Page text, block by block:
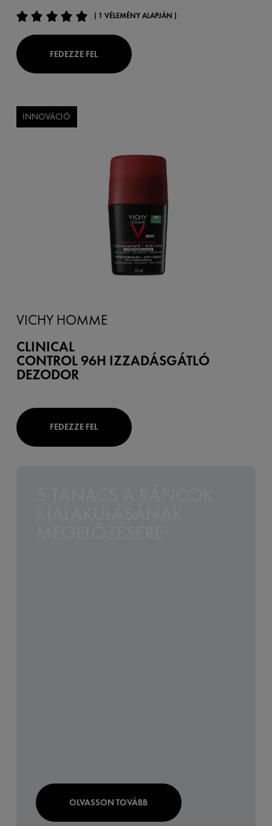
( 1 VÉLEMÉNY ALAPJÁN )
FEDEZZE FEL
INNOVÁCIÓ
VICHY HOMME
CLINICAL
CONTROL 96H IZZADÁSGÁTLÓ
DEZODOR
FEDEZZE FEL
OLVASSON TOVÁBB